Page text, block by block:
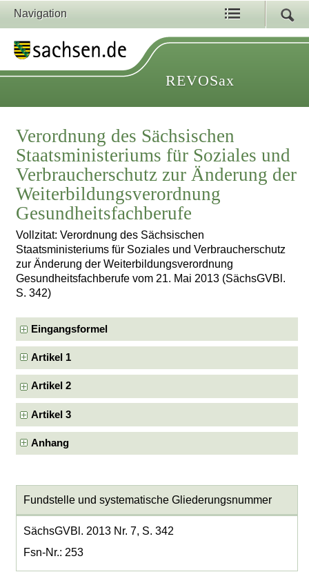
Navigation
REVOSax
Verordnung des Sächsischen
Staatsministeriums für Soziales und
Verbraucherschutz zur Änderung der
Weiterbildungsverordnung
Gesundheitsfachberufe
Vollzitat: Verordnung des Sächsischen
Staatsministeriums für Soziales und Verbraucherschutz
zur Änderung der Weiterbildungsverordnung
Gesundheitsfachberufe vom 21. Mai 2013 (SächsGVBl.
S. 342)
Eingangsformel
Artikel 1
Artikel 2
Artikel 3
Anhang
Fundstelle und systematische Gliederungsnummer
SächsGVBl. 2013 Nr. 7, S. 342
Fsn-Nr.: 253